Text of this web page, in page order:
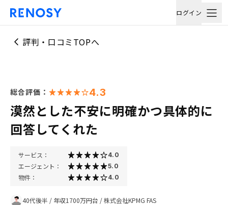
ログイン
評判・口コミTOPへ
総合評価： 4.3
漠然とした不安に明確かつ具体的に
回答してくれた
サービス： 4.0
エージェント： 5.0
物件： 4.0
40代後半 / 年収1700万円台 /株式会社KPMG FAS